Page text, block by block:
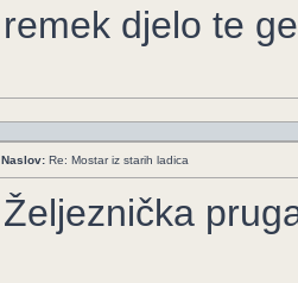
remek djelo te
Naslov: Re: Mostar iz starih ladica
Željeznička